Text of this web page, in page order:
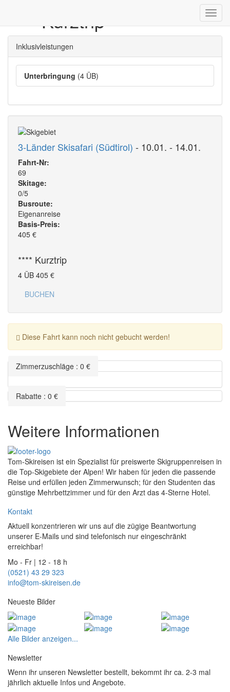
**** Kurztrip
Inklusivleistungen
Unterbringung (4 ÜB)
3-Länder Skisafari (Südtirol) - 10.01. - 14.01.
Fahrt-Nr:
69
Skitage:
0/5
Busroute:
Eigenanreise
Basis-Preis:
405 €
**** Kurztrip
4 ÜB 405 €
BUCHEN
Diese Fahrt kann noch nicht gebucht werden!
Zimmerzuschläge : 0 €
Rabatte : 0 €
Weitere Informationen
Tom-Skireisen ist ein Spezialist für preiswerte Skigruppenreisen in
die Top-Skigebiete der Alpen! Wir haben für jeden die passende
Reise und erfüllen jeden Zimmerwunsch; für den Studenten das
günstige Mehrbettzimmer und für den Arzt das 4-Sterne Hotel.
Kontakt
Aktuell konzentrieren wir uns auf die zügige Beantwortung
unserer E-Mails und sind telefonisch nur eingeschränkt
erreichbar!
Mo - Fr | 12 - 18 h
(0521) 43 29 323
info@tom-skireisen.de
Neueste Bilder
Alle Bilder anzeigen...
Newsletter
Wenn ihr unseren Newsletter bestellt, bekommt ihr ca. 2-3 mal
jährlich aktuelle Infos und Angebote.